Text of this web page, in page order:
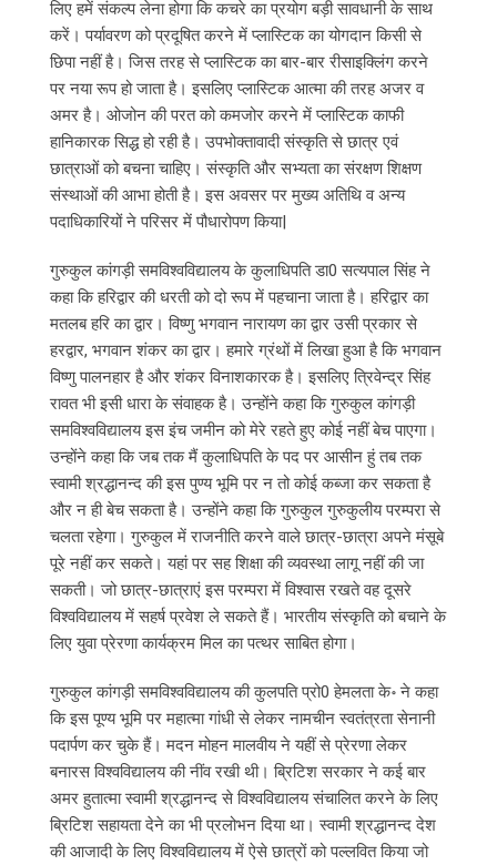
लिए हमें संकल्प लेना होगा कि कचरे का प्रयोग बड़ी सावधानी के साथ
करें। पर्यावरण को प्रदूषित करने में प्लास्टिक का योगदान किसी से
छिपा नहीं है। जिस तरह से प्लास्टिक का बार-बार रीसाइक्लिंग करने
पर नया रूप हो जाता है। इसलिए प्लास्टिक आत्मा की तरह अजर व
अमर है। ओजोन की परत को कमजोर करने में प्लास्टिक काफी
हानिकारक सिद्ध हो रही है। उपभोक्तावादी संस्कृति से छात्र एवं
छात्राओं को बचना चाहिए। संस्कृति और सभ्यता का संरक्षण शिक्षण
संस्थाओं की आभा होती है। इस अवसर पर मुख्य अतिथि व अन्य
पदाधिकारियों ने परिसर में पौधारोपण किया|
गुरुकुल कांगड़ी समविश्वविद्यालय के कुलाधिपति डा0 सत्यपाल सिंह ने
कहा कि हरिद्वार की धरती को दो रूप में पहचाना जाता है। हरिद्वार का
मतलब हरि का द्वार। विष्णु भगवान नारायण का द्वार उसी प्रकार से
हरद्वार, भगवान शंकर का द्वार। हमारे ग्रंथों में लिखा हुआ है कि भगवान
विष्णु पालनहार है और शंकर विनाशकारक है। इसलिए त्रिवेन्द्र सिंह
रावत भी इसी धारा के संवाहक है। उन्होंने कहा कि गुरुकुल कांगड़ी
समविश्वविद्यालय इस इंच जमीन को मेरे रहते हुए कोई नहीं बेच पाएगा।
उन्होंने कहा कि जब तक मैं कुलाधिपति के पद पर आसीन हुं तब तक
स्वामी श्रद्धानन्द की इस पुण्य भूमि पर न तो कोई कब्जा कर सकता है
और न ही बेच सकता है। उन्होंने कहा कि गुरुकुल गुरुकुलीय परम्परा से
चलता रहेगा। गुरुकुल में राजनीति करने वाले छात्र-छात्रा अपने मंसूबे
पूरे नहीं कर सकते। यहां पर सह शिक्षा की व्यवस्था लागू नहीं की जा
सकती। जो छात्र-छात्राएं इस परम्परा में विश्वास रखते वह दूसरे
विश्वविद्यालय में सहर्ष प्रवेश ले सकते हैं। भारतीय संस्कृति को बचाने के
लिए युवा प्रेरणा कार्यक्रम मिल का पत्थर साबित होगा।
गुरुकुल कांगड़ी समविश्वविद्यालय की कुलपति प्रो0 हेमलता के॰ ने कहा
कि इस पूण्य भूमि पर महात्मा गांधी से लेकर नामचीन स्वतंत्रता सेनानी
पदार्पण कर चुके हैं। मदन मोहन मालवीय ने यहीं से प्रेरणा लेकर
बनारस विश्वविद्यालय की नींव रखी थी। ब्रिटिश सरकार ने कई बार
अमर हुतात्मा स्वामी श्रद्धानन्द से विश्वविद्यालय संचालित करने के लिए
ब्रिटिश सहायता देने का भी प्रलोभन दिया था। स्वामी श्रद्धानन्द देश
की आजादी के लिए विश्वविद्यालय में ऐसे छात्रों को पल्लवित किया जो